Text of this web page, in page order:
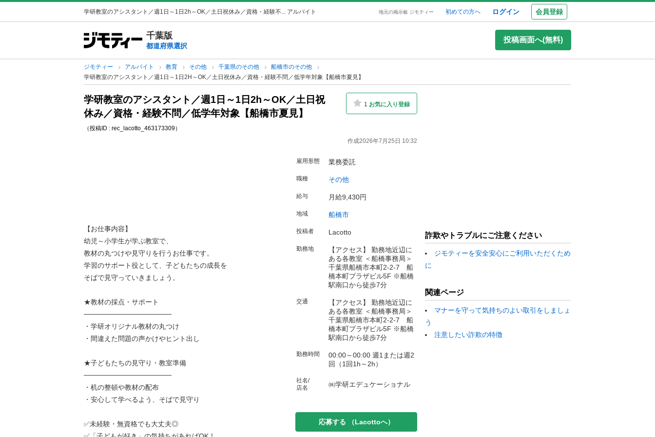
学研教室のアシスタント／週1日～1日2h～OK／土日祝休み／資格・経験不... アルバイト 地元の掲示板 ジモティー 初めての方へ ログイン 会員登録
千葉版
都道府県選択
投稿画面へ(無料)
ジモティー アルバイト 教育 その他 千葉県のその他
船橋市のその他
学研教室のアシスタント／週1日～1日2H～OK／土日祝休み／資格・経験不問／低学年対象【船橋市夏見】
学研教室のアシスタント／週1日～1日2h～OK／土日祝
休み／資格・経験不問／低学年対象【船橋市夏見】
（投稿ID : rec_lacotto_463173309）
1 お気に入り登録
作成2026年7月25日 10:32
【お仕事内容】
幼児～小学生が学ぶ教室で、
教材の丸つけや見守りを行うお仕事です。
学習のサポート役として、子どもたちの成長を
そばで見守っていきましょう。
★教材の採点・サポート
──────────────────
・学研オリジナル教材の丸つけ
・間違えた問題の声かけやヒント出し
★子どもたちの見守り・教室準備
──────────────────
・机の整頓や教材の配布
・安心して学べるよう、そばで見守り
✅未経験・無資格でも大丈夫◎
雇用形態 業務委託
職種 その他
給与 月給9,430円
地域 船橋市
投稿者 Lacotto
勤務地
【アクセス】 勤務地近辺に
ある各教室 ＜船橋事務局＞
千葉県船橋市本町2-2-7 船
橋本町プラザビル5F ※船橋
駅南口から徒歩7分
交通
【アクセス】 勤務地近辺に
ある各教室 ＜船橋事務局＞
千葉県船橋市本町2-2-7 船
橋本町プラザビル5F ※船橋
駅南口から徒歩7分
勤務時間
00:00～00:00 週1または週2
回（1回1h～2h）
社名/
店名
㈱学研エデュケーショナル
応募する （Lacottoへ）
詐欺やトラブルにご注意ください
ジモティーを安全安心にご利用いただくため
に
関連ページ
マナーを守って気持ちのよい取引をしましょ
う
注意したい詐欺の特徴